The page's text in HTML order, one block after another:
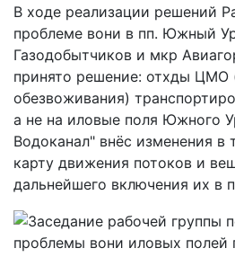
В ходе реализации решений
проблеме вони в пп. Южный
Газодобытчиков и мкр
принято решение: отхды ЦМО
обезвоживания)
а не на иловые поля Южного
Водоканал" внёс изменения в
карту движения потоков и
дальнейшего включения их в